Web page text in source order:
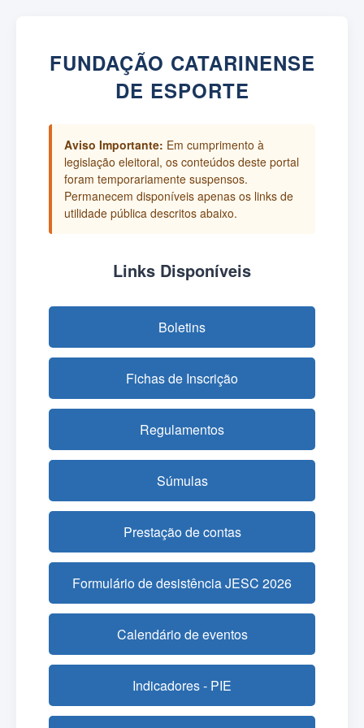
FUNDAÇÃO CATARINENSE
DE ESPORTE
Aviso Importante: Em cumprimento à
legislação eleitoral, os conteúdos deste portal
foram temporariamente suspensos.
Permanecem disponíveis apenas os links de
utilidade pública descritos abaixo.
Links Disponíveis
Boletins
Fichas de Inscrição
Regulamentos
Súmulas
Prestação de contas
Formulário de desistência JESC 2026
Calendário de eventos
Indicadores - PIE